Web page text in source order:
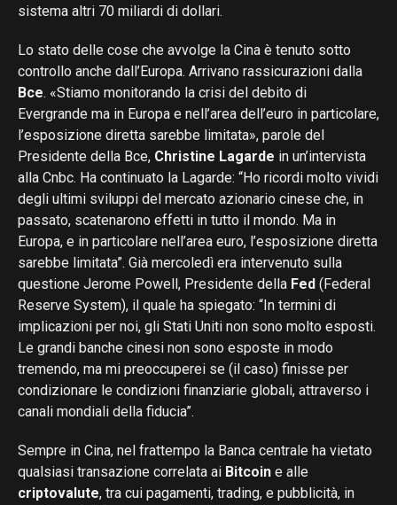
sistema altri 70 miliardi di dollari.
Lo stato delle cose che avvolge la Cina è tenuto sotto
controllo anche dall’Europa. Arrivano rassicurazioni dalla
Bce. «Stiamo monitorando la crisi del debito di
Evergrande ma in Europa e nell’area dell’euro in particolare,
l’esposizione diretta sarebbe limitata», parole del
Presidente della Bce, Christine Lagarde in un’intervista
alla Cnbc. Ha continuato la Lagarde: “Ho ricordi molto vividi
degli ultimi sviluppi del mercato azionario cinese che, in
passato, scatenarono effetti in tutto il mondo. Ma in
Europa, e in particolare nell’area euro, l’esposizione diretta
sarebbe limitata”. Già mercoledì era intervenuto sulla
questione Jerome Powell, Presidente della Fed (Federal
Reserve System), il quale ha spiegato: “In termini di
implicazioni per noi, gli Stati Uniti non sono molto esposti.
Le grandi banche cinesi non sono esposte in modo
tremendo, ma mi preoccuperei se (il caso) finisse per
condizionare le condizioni finanziarie globali, attraverso i
canali mondiali della fiducia”.
Sempre in Cina, nel frattempo la Banca centrale ha vietato
qualsiasi transazione correlata ai Bitcoin e alle
criptovalute, tra cui pagamenti, trading, e pubblicità, in